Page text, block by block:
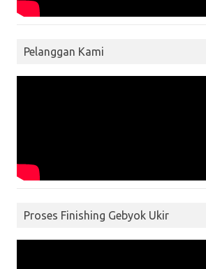
Pelanggan Kami
Proses Finishing Gebyok Ukir